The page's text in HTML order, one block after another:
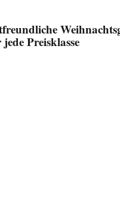
Preisklasse